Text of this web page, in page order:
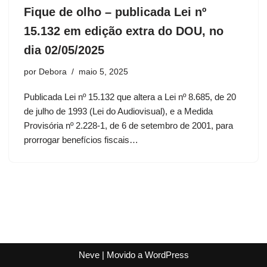
Fique de olho – publicada Lei nº
15.132 em edição extra do DOU, no
dia 02/05/2025
por Debora maio 5, 2025
Publicada Lei nº 15.132 que altera a Lei nº 8.685, de 20
de julho de 1993 (Lei do Audiovisual), e a Medida
Provisória nº 2.228-1, de 6 de setembro de 2001, para
prorrogar benefícios fiscais…
Neve| Movido a WordPress